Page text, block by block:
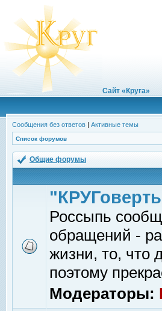
Сайт «Круга»
Сообщения без ответов | Активные темы
Список форумов
Общие форумы
Россыпь
обращений -
жизни, то, что
поэтому
Модераторы: